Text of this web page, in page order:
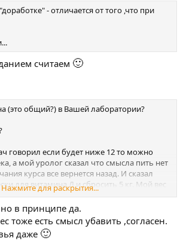
- отличается от того ,что при
считаем 🙂
(это общий?) в Вашей лаборатории?
говорил если будет ниже 12 то можно
а мой уролог сказал что смысла пить нет
курса все вернется назад. И сказал
для витамина Д и сбросить 5 кг. Мой вес
Нажмите для раскрытия...
в принципе да.
тоже есть смысл убавить ,согласен.
даже 🙂